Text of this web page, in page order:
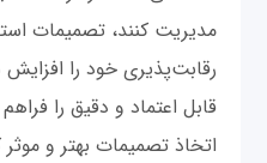
مدیریت کنند، تصمیمات
رقابت‌پذیری خود را
قابل اعتماد و دقیق را
اتخاذ تصمیمات بهتر و